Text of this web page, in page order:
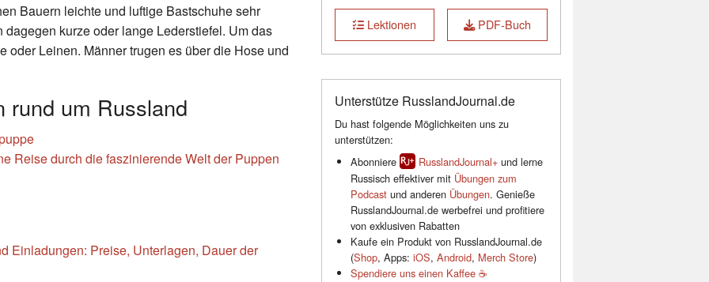
Bauern leichte und luftige Bastschuhe sehr
kurze oder lange Lederstiefel. Um das
oder Leinen. Männer trugen es über die Hose und
rund um Russland
Reise durch die faszinierende Welt der Puppen
Einladungen: Preise, Unterlagen, Dauer der
Lektionen PDF-Buch
Unterstütze RusslandJournal.de
Du hast folgende Möglichkeiten uns zu
unterstützen:
Abonniere
RusslandJournal+und lerne
Russisch effektiver mit Übungen zum
Podcastund anderen Übungen. Genieße
RusslandJournal.de werbefrei und profitiere
von exklusiven Rabatten
Kaufe ein Produkt von RusslandJournal.de
(Shop, Apps: iOS, Android, Merch Store)
Spendiere uns einen Kaffee ☕️